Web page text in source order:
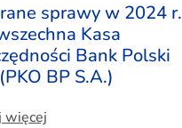
sprawy w 2024 r.
Kasa
Bank Polski
BP S.A.)
więcej